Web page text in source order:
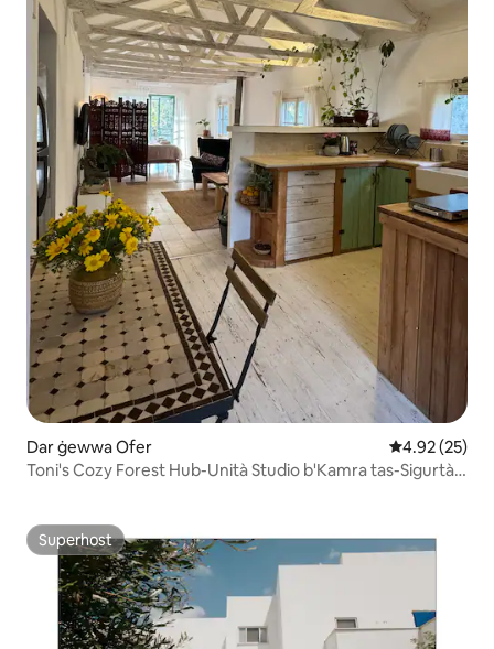
Dar ġewwa Ofer Rating
4.92 (25)
Toni's Cozy Forest Hub-Unità Studio b'Kamra tas-Sigurtà
Superhost
Superhost